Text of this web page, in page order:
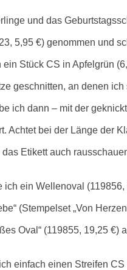
und das
5,95 €) genommen und
Stück CS in Apfelgrün
geschnitten, an denen
ich dann – mit der
Achtet bei der Länge der
Etikett auch
ich ein Wellenoval
(Stempelset „Von
Oval“ (119855, 19,25 €)
einfach einen Streifen